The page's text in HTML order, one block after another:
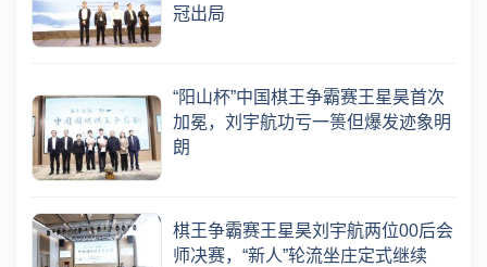
冠出局
“阳山杯”中国棋王争霸赛王星昊首次
加冕，刘宇航功亏一篑但爆发迹象明
朗
棋王争霸赛王星昊刘宇航两位00后会
师决赛，“新人”轮流坐庄定式继续